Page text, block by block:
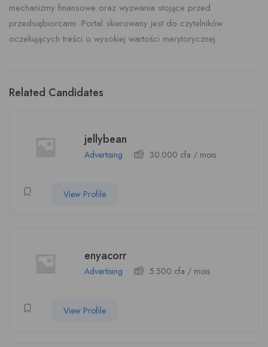
mechanizmy finansowe oraz wyzwania stojące przed
przedsiębiorcami. Portal skierowany jest do czytelników
oczekujących treści o wysokiej wartości merytorycznej.
Related Candidates
jellybean
Advertising 30.000 cfa / mois
View Profile
enyacorr
Advertising 5.500 cfa / mois
View Profile